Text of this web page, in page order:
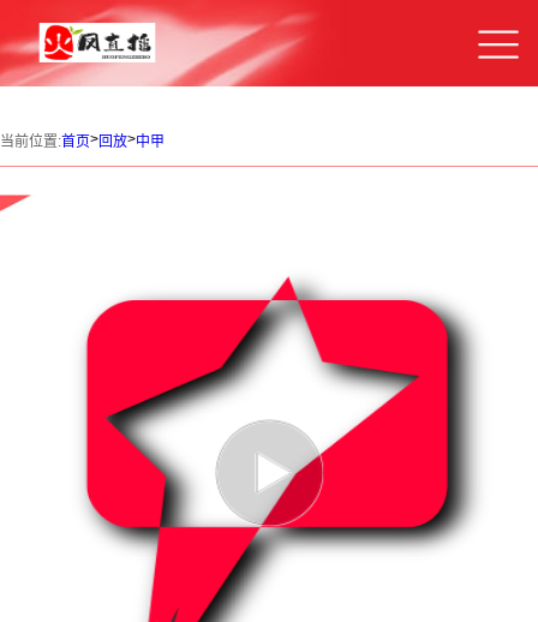
当前位置:首页>回放>中甲